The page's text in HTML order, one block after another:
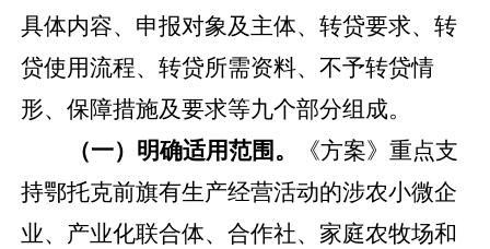
具体内容、申报对象及主体、转贷要求、转
贷使用流程、转贷所需资料、不予转贷情
形、保障措施及要求等九个部分组成。
（一）明确适用范围。
《方案》 重点支
持鄂托克前旗有生产经营活动的涉农小微企
业、产业化联合体、合作社、家庭农牧场和